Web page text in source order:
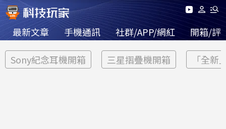
最新文章 手機通訊 社群/APP/網紅 開箱/評
Sony紀念耳機開箱 三星摺疊機開箱 「全新